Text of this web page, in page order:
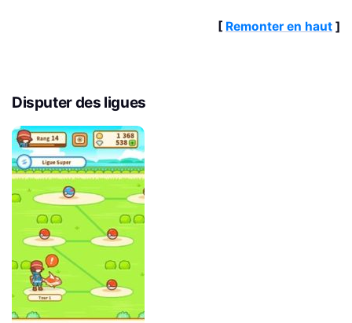
[ Remonter en haut ]
Disputer des ligues